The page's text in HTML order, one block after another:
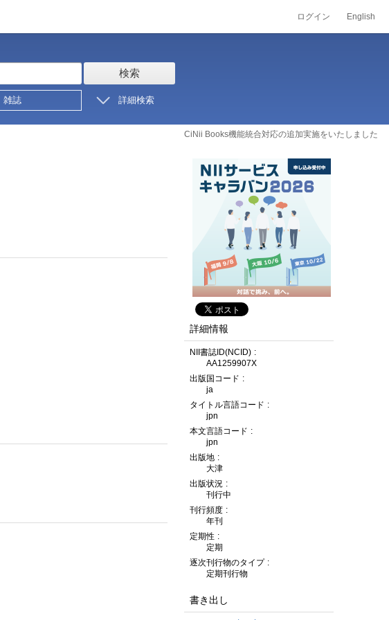
ログイン English
検索
雑誌 詳細検索
CiNii Books機能統合対応の追加実施をいたしました
詳細情報
NII書誌ID(NCID)
AA1259907X
出版国コード
ja
タイトル言語コード
jpn
本文言語コード
jpn
出版地
大津
出版状況
刊行中
刊行頻度
年刊
定期性
定期
逐次刊行物のタイプ
定期刊行物
書き出し